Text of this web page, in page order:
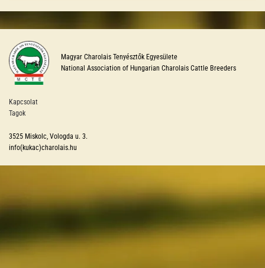
Magyar Charolais Tenyésztők Egyesülete
National Association of Hungarian Charolais Cattle Breeders
Kapcsolat
Tagok
3525 Miskolc, Vologda u. 3.
info(kukac)charolais.hu